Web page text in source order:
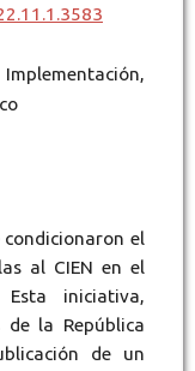
el
al CIEN en el
iniciativa,
la República
de un